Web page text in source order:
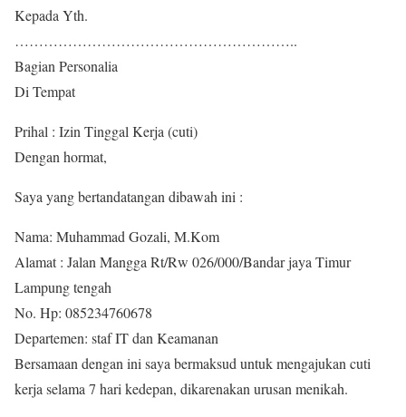
Kepada Yth.
…………………………………………………..
Bagian Personalia
Di Tempat
Prihal : Izin Tinggal Kerja (cuti)
Dengan hormat,
Saya yang bertandatangan dibawah ini :
Nama: Muhammad Gozali, M.Kom
Alamat : Jalan Mangga Rt/Rw 026/000/Bandar jaya Timur
Lampung tengah
No. Hp: 085234760678
Departemen: staf IT dan Keamanan
Bersamaan dengan ini saya bermaksud untuk mengajukan cuti
kerja selama 7 hari kedepan, dikarenakan urusan menikah.